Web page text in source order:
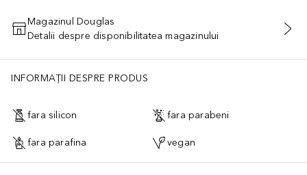
ADĂUGAȚI ÎN COŞ
Magazinul Douglas
Detalii despre disponibilitatea magazinului
INFORMAȚII DESPRE PRODUS
fara silicon fara parabeni
fara parafina vegan